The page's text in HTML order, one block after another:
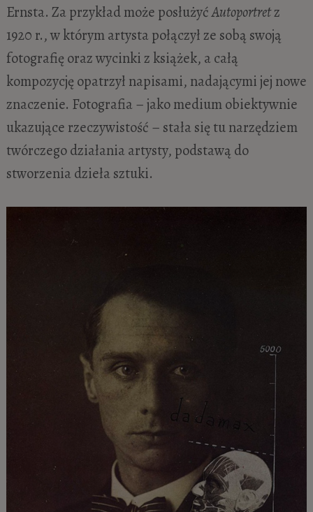
Ernsta. Za przykład może posłużyćAutoportretz
1920 r., w którym artysta połączył ze sobą swoją
fotografię oraz wycinki z książek, a całą
kompozycję opatrzył napisami, nadającymi jej nowe
znaczenie. Fotografia – jako medium obiektywnie
ukazujące rzeczywistość – stała się tu narzędziem
twórczego działania artysty, podstawą do
stworzenia dzieła sztuki.